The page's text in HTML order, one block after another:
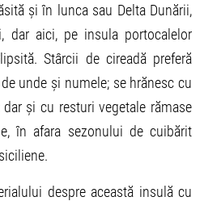
și în lunca sau Delta Dunării,
dar aici, pe insula portocalelor
Stârcii de cireadă preferă
unde și numele; se hrănesc cu
și cu resturi vegetale rămase
în afara sezonului de cuibărit
despre această insulă cu